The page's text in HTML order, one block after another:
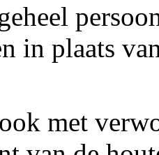
in plaats
met